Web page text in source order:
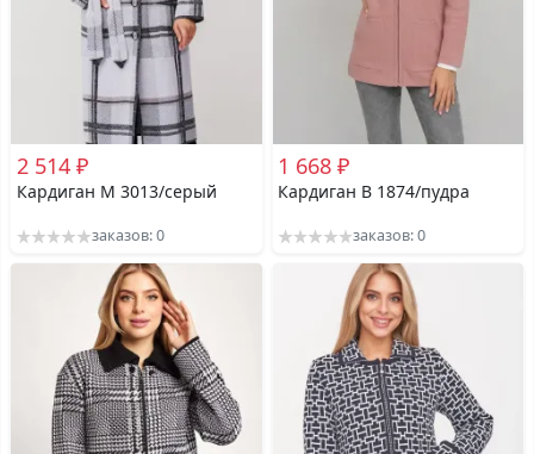
2 514 ₽
Кардиган М 3013/серый
заказов: 0
1 668 ₽
Кардиган В 1874/пудра
заказов: 0